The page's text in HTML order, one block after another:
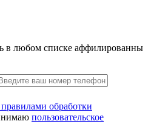
в любом списке аффилированны
правилами обработки
пользовательское